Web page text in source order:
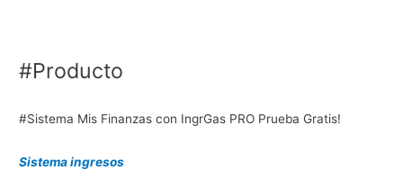
#Producto
#Sistema Mis Finanzas con IngrGas PRO Prueba Gratis!
Sistema ingresos